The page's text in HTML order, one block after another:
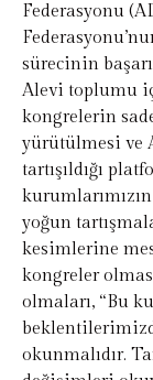
Federasyonu
sürecinin
Alevi toplumu
kongrelerin
yürütülmesi ve
tartışıldığı
yoğun
kesimlerine
kongreler
olmaları, “Bu
okunmalıdır.